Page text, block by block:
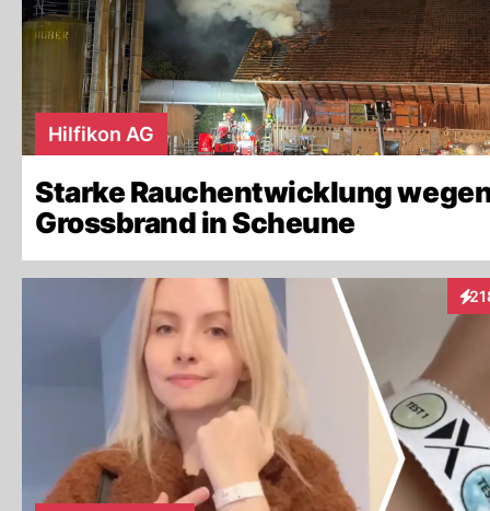
Hilfikon AG
Starke Rauchentwicklung
Grossbrand in Scheune